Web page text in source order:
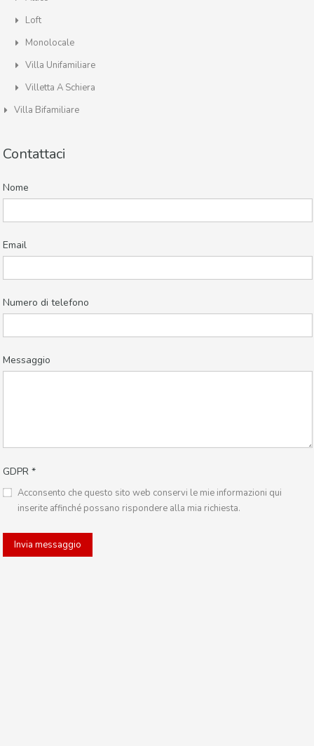
Loft
Monolocale
Villa Unifamiliare
Villetta A Schiera
Villa Bifamiliare
Contattaci
Nome
Email
Numero di telefono
Messaggio
GDPR *
Acconsento che questo sito web conservi le mie informazioni qui
inserite affinché possano rispondere alla mia richiesta.